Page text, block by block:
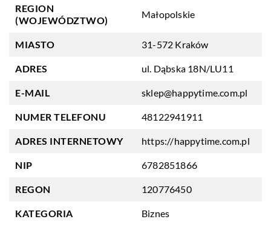
REGION
(WOJEWÓDZTWO)
Małopolskie
MIASTO 31-572 Kraków
ADRES ul. Dąbska 18N/LU11
E-MAIL sklep@happytime.com.pl
NUMER TELEFONU 48122941911
ADRES INTERNETOWY https://happytime.com.pl
NIP 6782851866
REGON 120776450
KATEGORIA Biznes